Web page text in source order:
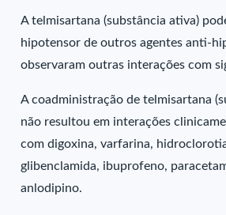
A telmisartana (substância ativa)
hipotensor de outros agentes anti-
observaram outras interações com
A coadministração de telmisartana
não resultou em interações
com digoxina, varfarina,
glibenclamida, ibuprofeno,
anlodipino.